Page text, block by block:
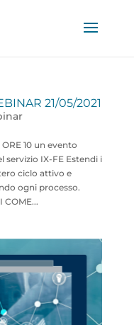
21/05/2021
ORE 10​​ un evento
servizio IX-FE Estendi i
ciclo attivo e
ogni processo.
COME...